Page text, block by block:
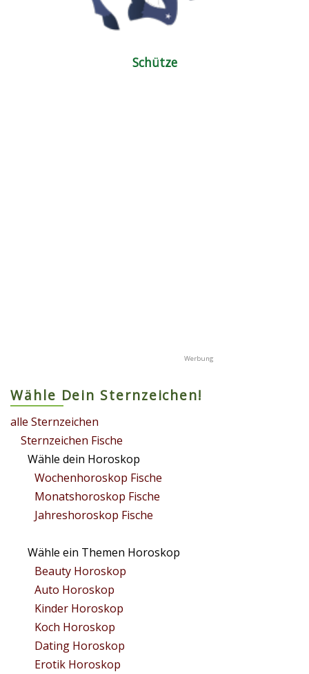
Schütze
Wähle Dein Sternzeichen!
alle Sternzeichen
Sternzeichen Fische
Wähle dein Horoskop
Wochenhoroskop Fische
Monatshoroskop Fische
Jahreshoroskop Fische
Wähle ein Themen Horoskop
Beauty Horoskop
Auto Horoskop
Kinder Horoskop
Koch Horoskop
Dating Horoskop
Erotik Horoskop